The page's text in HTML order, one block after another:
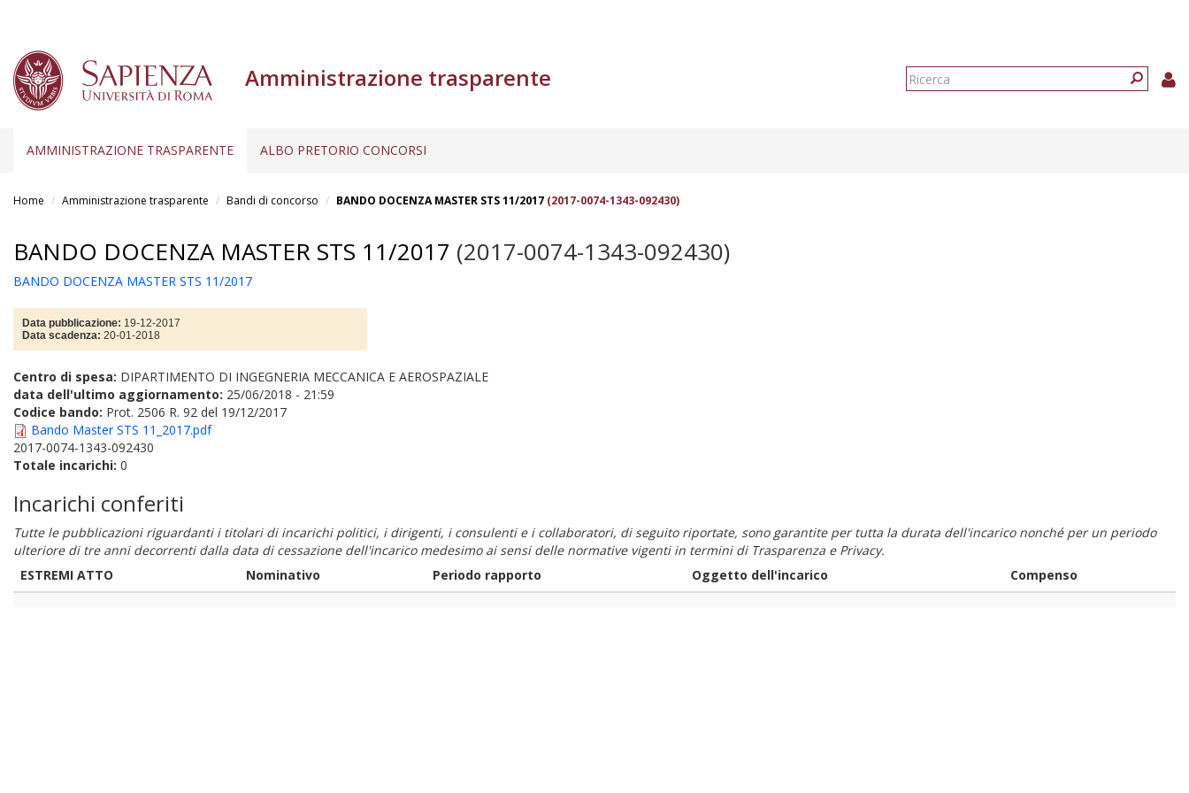
Amministrazione trasparente
Form
AMMINISTRAZIONE TRASPARENTE ALBO PRETORIO CONCORSI
Home Amministrazione trasparente Bandi di concorso BANDO DOCENZA MASTER STS 11/2017 (2017-0074-1343-092430)
BANDO DOCENZA MASTER STS 11/2017 (2017-0074-1343-092430)
BANDO DOCENZA MASTER STS 11/2017
Data pubblicazione: 19-12-2017
Data scadenza: 20-01-2018
Centro di spesa: DIPARTIMENTO DI INGEGNERIA MECCANICA E AEROSPAZIALE
data dell'ultimo aggiornamento: 25/06/2018 - 21:59
Codice bando: Prot. 2506 R. 92 del 19/12/2017
Bando Master STS 11_2017.pdf
2017-0074-1343-092430
Totale incarichi: 0
Incarichi conferiti
Tutte le pubblicazioni riguardanti i titolari di incarichi politici, i dirigenti, i consulenti e i collaboratori, di seguito riportate, sono garantite per tutta la durata dell'incarico nonché per un periodo
ulteriore di tre anni decorrenti dalla data di cessazione dell'incarico medesimo ai sensi delle normative vigenti in termini di Trasparenza e Privacy.
ESTREMI ATTO
Nominativo Periodo rapporto Oggetto dell'incarico Compenso